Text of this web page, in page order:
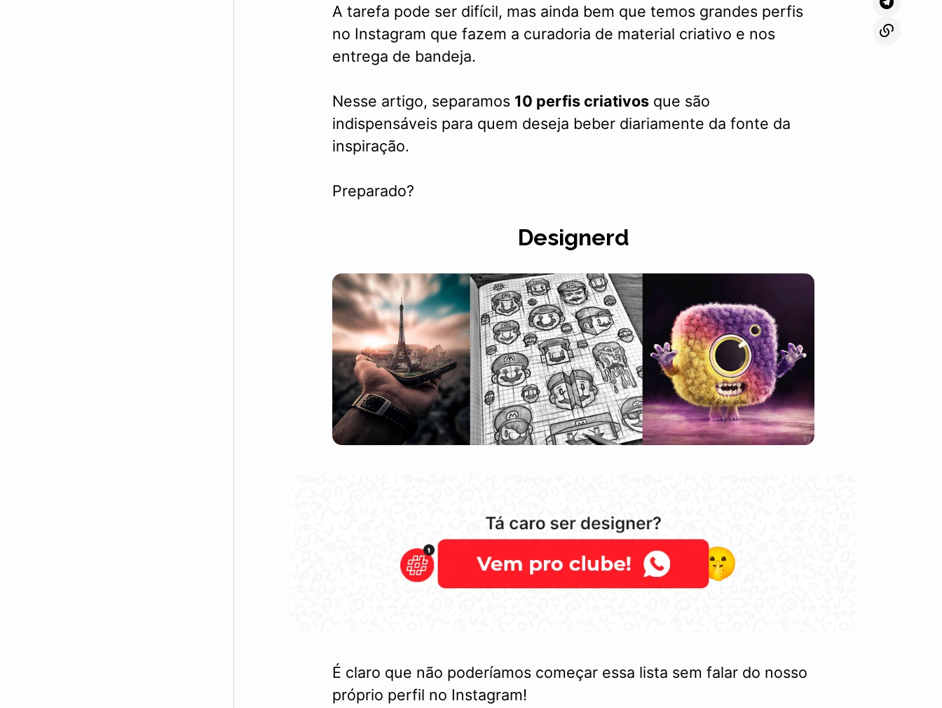
A tarefa pode ser difícil, mas ainda bem que temos grandes perfis
no Instagram que fazem a curadoria de material criativo e nos
entrega de bandeja.
Nesse artigo, separamos 10 perfis criativos que são
indispensáveis para quem deseja beber diariamente da fonte da
inspiração.
Preparado?
Designerd
É claro que não poderíamos começar essa lista sem falar do nosso
próprio perfil no Instagram!